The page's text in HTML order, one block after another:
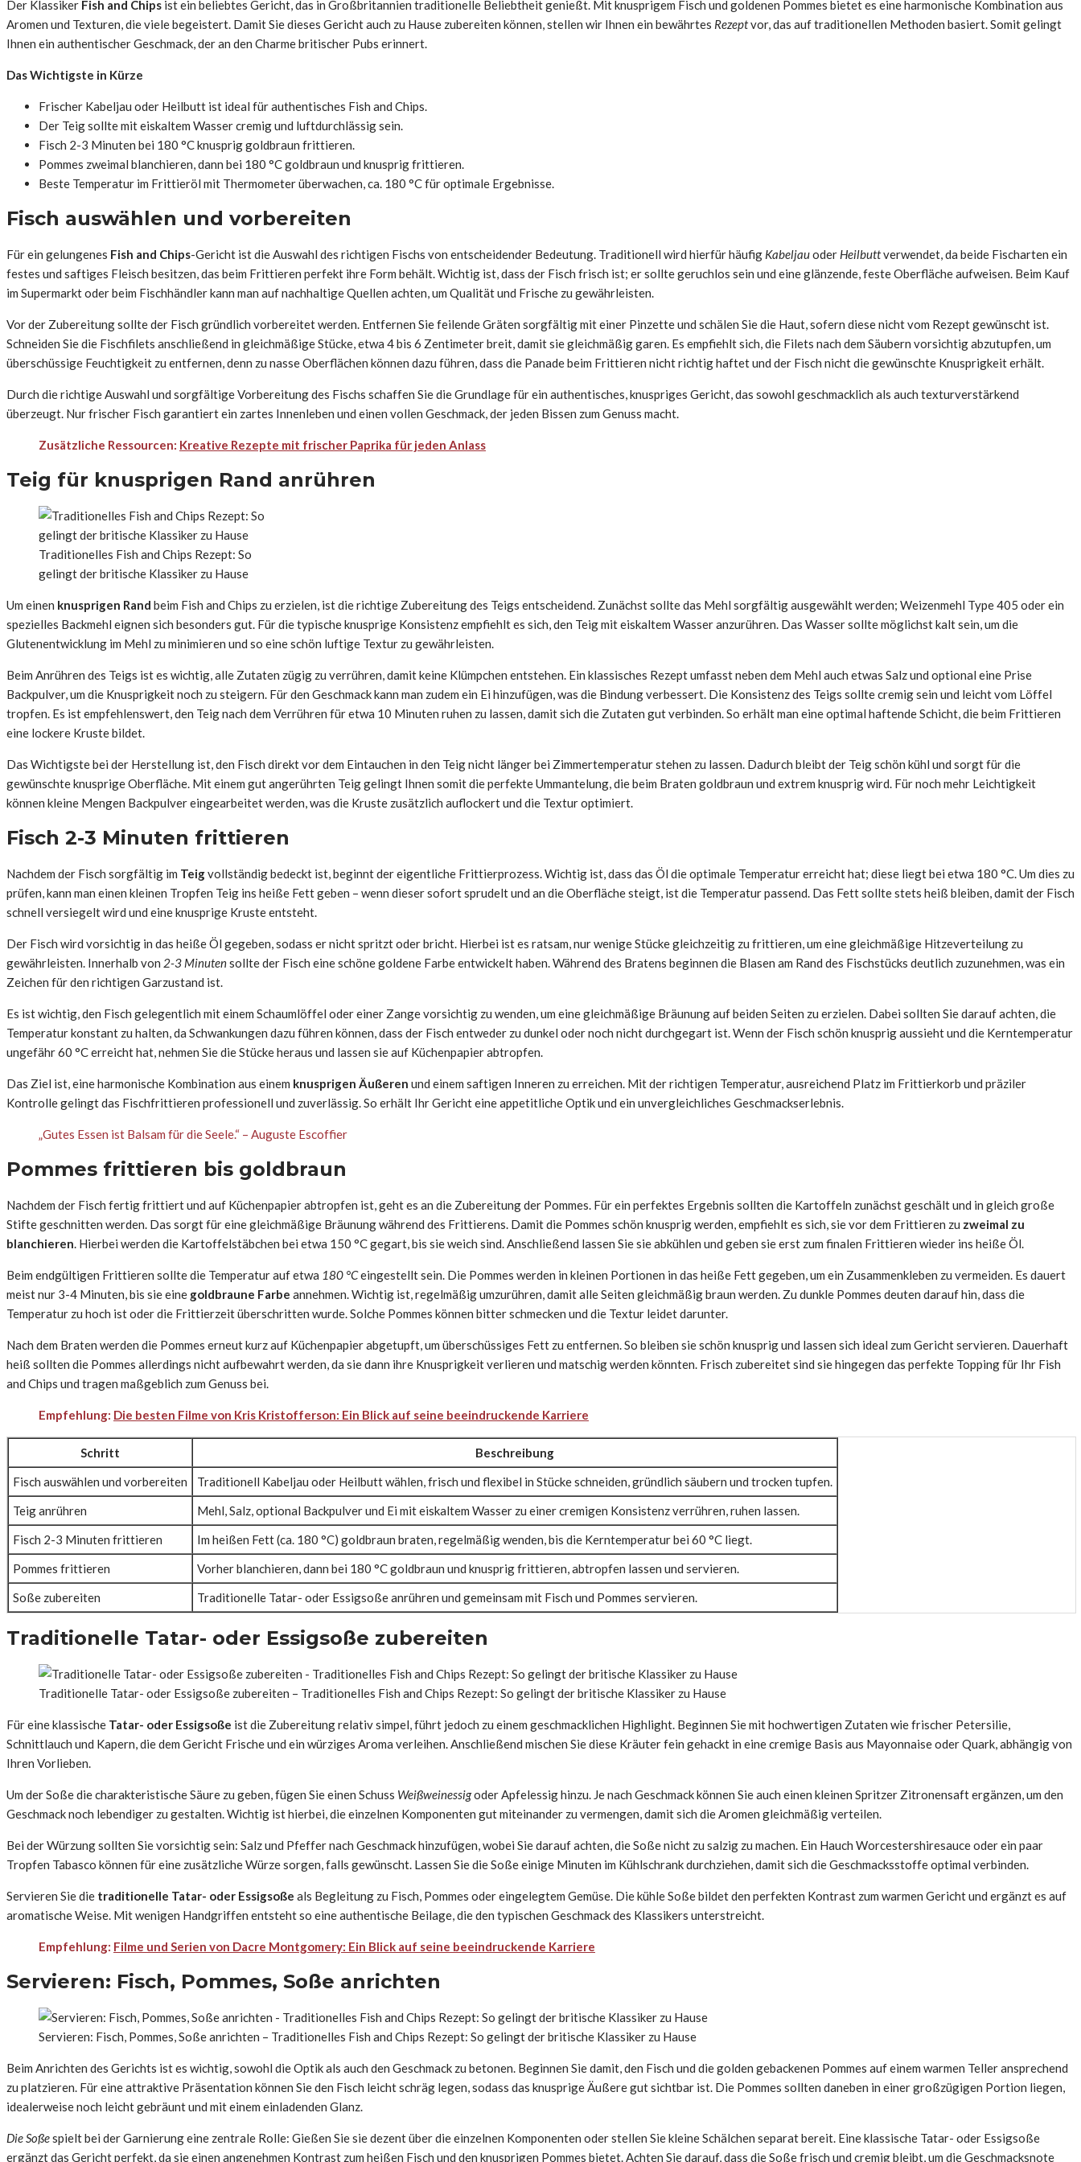
Der Klassiker Fish and Chips ist ein beliebtes Gericht, das in Großbritannien traditionelle Beliebtheit genießt. Mit knusprigem Fisch und goldenen Pommes bietet es eine harmonische Kombination aus
Aromen und Texturen, die viele begeistert. Damit Sie dieses Gericht auch zu Hause zubereiten können, stellen wir Ihnen ein bewährtes Rezeptvor, das auf traditionellen Methoden basiert. Somit gelingt
Ihnen ein authentischer Geschmack, der an den Charme britischer Pubs erinnert.
Das Wichtigste in Kürze
Frischer Kabeljau oder Heilbutt ist ideal für authentisches Fish and Chips.
Der Teig sollte mit eiskaltem Wasser cremig und luftdurchlässig sein.
Fisch 2-3 Minuten bei 180 °C knusprig goldbraun frittieren.
Pommes zweimal blanchieren, dann bei 180 °C goldbraun und knusprig frittieren.
Beste Temperatur im Frittieröl mit Thermometer überwachen, ca. 180 °C für optimale Ergebnisse.
Fisch auswählen und vorbereiten
Für ein gelungenes Fish and Chips-Gericht ist die Auswahl des richtigen Fischs von entscheidender Bedeutung. Traditionell wird hierfür häufig Kabeljauoder Heilbuttverwendet, da beide Fischarten ein
festes und saftiges Fleisch besitzen, das beim Frittieren perfekt ihre Form behält. Wichtig ist, dass der Fisch frisch ist; er sollte geruchlos sein und eine glänzende, feste Oberfläche aufweisen. Beim Kauf
im Supermarkt oder beim Fischhändler kann man auf nachhaltige Quellen achten, um Qualität und Frische zu gewährleisten.
Vor der Zubereitung sollte der Fisch gründlich vorbereitet werden. Entfernen Sie feilende Gräten sorgfältig mit einer Pinzette und schälen Sie die Haut, sofern diese nicht vom Rezept gewünscht ist.
Schneiden Sie die Fischfilets anschließend in gleichmäßige Stücke, etwa 4 bis 6 Zentimeter breit, damit sie gleichmäßig garen. Es empfiehlt sich, die Filets nach dem Säubern vorsichtig abzutupfen, um
überschüssige Feuchtigkeit zu entfernen, denn zu nasse Oberflächen können dazu führen, dass die Panade beim Frittieren nicht richtig haftet und der Fisch nicht die gewünschte Knusprigkeit erhält.
Durch die richtige Auswahl und sorgfältige Vorbereitung des Fischs schaffen Sie die Grundlage für ein authentisches, knuspriges Gericht, das sowohl geschmacklich als auch texturverstärkend
überzeugt. Nur frischer Fisch garantiert ein zartes Innenleben und einen vollen Geschmack, der jeden Bissen zum Genuss macht.
Zusätzliche Ressourcen: Kreative Rezepte mit frischer Paprika für jeden Anlass
Teig für knusprigen Rand anrühren
Traditionelles Fish and Chips Rezept: So
gelingt der britische Klassiker zu Hause
Um einen knusprigen Rand beim Fish and Chips zu erzielen, ist die richtige Zubereitung des Teigs entscheidend. Zunächst sollte das Mehl sorgfältig ausgewählt werden; Weizenmehl Type 405 oder ein
spezielles Backmehl eignen sich besonders gut. Für die typische knusprige Konsistenz empfiehlt es sich, den Teig mit eiskaltem Wasser anzurühren. Das Wasser sollte möglichst kalt sein, um die
Glutenentwicklung im Mehl zu minimieren und so eine schön luftige Textur zu gewährleisten.
Beim Anrühren des Teigs ist es wichtig, alle Zutaten zügig zu verrühren, damit keine Klümpchen entstehen. Ein klassisches Rezept umfasst neben dem Mehl auch etwas Salz und optional eine Prise
Backpulver, um die Knusprigkeit noch zu steigern. Für den Geschmack kann man zudem ein Ei hinzufügen, was die Bindung verbessert. Die Konsistenz des Teigs sollte cremig sein und leicht vom Löffel
tropfen. Es ist empfehlenswert, den Teig nach dem Verrühren für etwa 10 Minuten ruhen zu lassen, damit sich die Zutaten gut verbinden. So erhält man eine optimal haftende Schicht, die beim Frittieren
eine lockere Kruste bildet.
Das Wichtigste bei der Herstellung ist, den Fisch direkt vor dem Eintauchen in den Teig nicht länger bei Zimmertemperatur stehen zu lassen. Dadurch bleibt der Teig schön kühl und sorgt für die
gewünschte knusprige Oberfläche. Mit einem gut angerührten Teig gelingt Ihnen somit die perfekte Ummantelung, die beim Braten goldbraun und extrem knusprig wird. Für noch mehr Leichtigkeit
können kleine Mengen Backpulver eingearbeitet werden, was die Kruste zusätzlich auflockert und die Textur optimiert.
Fisch 2-3 Minuten frittieren
Nachdem der Fisch sorgfältig im Teigvollständig bedeckt ist, beginnt der eigentliche Frittierprozess. Wichtig ist, dass das Öl die optimale Temperatur erreicht hat; diese liegt bei etwa 180 °C. Um dies zu
prüfen, kann man einen kleinen Tropfen Teig ins heiße Fett geben – wenn dieser sofort sprudelt und an die Oberfläche steigt, ist die Temperatur passend. Das Fett sollte stets heiß bleiben, damit der Fisch
schnell versiegelt wird und eine knusprige Kruste entsteht.
Der Fisch wird vorsichtig in das heiße Öl gegeben, sodass er nicht spritzt oder bricht. Hierbei ist es ratsam, nur wenige Stücke gleichzeitig zu frittieren, um eine gleichmäßige Hitzeverteilung zu
gewährleisten. Innerhalb von 2-3 Minutensollte der Fisch eine schöne goldene Farbe entwickelt haben. Während des Bratens beginnen die Blasen am Rand des Fischstücks deutlich zuzunehmen, was ein
Zeichen für den richtigen Garzustand ist.
Es ist wichtig, den Fisch gelegentlich mit einem Schaumlöffel oder einer Zange vorsichtig zu wenden, um eine gleichmäßige Bräunung auf beiden Seiten zu erzielen. Dabei sollten Sie darauf achten, die
Temperatur konstant zu halten, da Schwankungen dazu führen können, dass der Fisch entweder zu dunkel oder noch nicht durchgegart ist. Wenn der Fisch schön knusprig aussieht und die Kerntemperatur
ungefähr 60 °C erreicht hat, nehmen Sie die Stücke heraus und lassen sie auf Küchenpapier abtropfen.
Das Ziel ist, eine harmonische Kombination aus einem knusprigen Äußeren und einem saftigen Inneren zu erreichen. Mit der richtigen Temperatur, ausreichend Platz im Frittierkorb und präziler
Kontrolle gelingt das Fischfrittieren professionell und zuverlässig. So erhält Ihr Gericht eine appetitliche Optik und ein unvergleichliches Geschmackserlebnis.
„Gutes Essen ist Balsam für die Seele.“ – Auguste Escoffier
Pommes frittieren bis goldbraun
Nachdem der Fisch fertig frittiert und auf Küchenpapier abtropfen ist, geht es an die Zubereitung der Pommes. Für ein perfektes Ergebnis sollten die Kartoffeln zunächst geschält und in gleich große
Stifte geschnitten werden. Das sorgt für eine gleichmäßige Bräunung während des Frittierens. Damit die Pommes schön knusprig werden, empfiehlt es sich, sie vor dem Frittieren zu zweimal zu
blanchieren . Hierbei werden die Kartoffelstäbchen bei etwa 150 °C gegart, bis sie weich sind. Anschließend lassen Sie sie abkühlen und geben sie erst zum finalen Frittieren wieder ins heiße Öl.
Beim endgültigen Frittieren sollte die Temperatur auf etwa 180 °Ceingestellt sein. Die Pommes werden in kleinen Portionen in das heiße Fett gegeben, um ein Zusammenkleben zu vermeiden. Es dauert
meist nur 3-4 Minuten, bis sie eine goldbraune Farbe annehmen. Wichtig ist, regelmäßig umzurühren, damit alle Seiten gleichmäßig braun werden. Zu dunkle Pommes deuten darauf hin, dass die
Temperatur zu hoch ist oder die Frittierzeit überschritten wurde. Solche Pommes können bitter schmecken und die Textur leidet darunter.
Nach dem Braten werden die Pommes erneut kurz auf Küchenpapier abgetupft, um überschüssiges Fett zu entfernen. So bleiben sie schön knusprig und lassen sich ideal zum Gericht servieren. Dauerhaft
heiß sollten die Pommes allerdings nicht aufbewahrt werden, da sie dann ihre Knusprigkeit verlieren und matschig werden könnten. Frisch zubereitet sind sie hingegen das perfekte Topping für Ihr Fish
and Chips und tragen maßgeblich zum Genuss bei.
Empfehlung: Die besten Filme von Kris Kristofferson: Ein Blick auf seine beeindruckende Karriere
Schritt
Beschreibung
Fisch auswählen und vorbereiten
Traditionell Kabeljau oder Heilbutt wählen, frisch und flexibel in Stücke schneiden, gründlich säubern und trocken tupfen.
Teig anrühren
Mehl, Salz, optional Backpulver und Ei mit eiskaltem Wasser zu einer cremigen Konsistenz verrühren, ruhen lassen.
Fisch 2-3 Minuten frittieren
Im heißen Fett (ca. 180 °C) goldbraun braten, regelmäßig wenden, bis die Kerntemperatur bei 60 °C liegt.
Pommes frittieren
Vorher blanchieren, dann bei 180 °C goldbraun und knusprig frittieren, abtropfen lassen und servieren.
Soße zubereiten
Traditionelle Tatar- oder Essigsoße anrühren und gemeinsam mit Fisch und Pommes servieren.
Traditionelle Tatar- oder Essigsoße zubereiten
Traditionelle Tatar- oder Essigsoße zubereiten – Traditionelles Fish and Chips Rezept: So gelingt der britische Klassiker zu Hause
Für eine klassische Tatar- oder Essigsoße ist die Zubereitung relativ simpel, führt jedoch zu einem geschmacklichen Highlight. Beginnen Sie mit hochwertigen Zutaten wie frischer Petersilie,
Schnittlauch und Kapern, die dem Gericht Frische und ein würziges Aroma verleihen. Anschließend mischen Sie diese Kräuter fein gehackt in eine cremige Basis aus Mayonnaise oder Quark, abhängig von
Ihren Vorlieben.
Um der Soße die charakteristische Säure zu geben, fügen Sie einen Schuss Weißweinessigoder Apfelessig hinzu. Je nach Geschmack können Sie auch einen kleinen Spritzer Zitronensaft ergänzen, um den
Geschmack noch lebendiger zu gestalten. Wichtig ist hierbei, die einzelnen Komponenten gut miteinander zu vermengen, damit sich die Aromen gleichmäßig verteilen.
Bei der Würzung sollten Sie vorsichtig sein: Salz und Pfeffer nach Geschmack hinzufügen, wobei Sie darauf achten, die Soße nicht zu salzig zu machen. Ein Hauch Worcestershiresauce oder ein paar
Tropfen Tabasco können für eine zusätzliche Würze sorgen, falls gewünscht. Lassen Sie die Soße einige Minuten im Kühlschrank durchziehen, damit sich die Geschmacksstoffe optimal verbinden.
Servieren Sie die traditionelle Tatar- oder Essigsoße als Begleitung zu Fisch, Pommes oder eingelegtem Gemüse. Die kühle Soße bildet den perfekten Kontrast zum warmen Gericht und ergänzt es auf
aromatische Weise. Mit wenigen Handgriffen entsteht so eine authentische Beilage, die den typischen Geschmack des Klassikers unterstreicht.
Empfehlung: Filme und Serien von Dacre Montgomery: Ein Blick auf seine beeindruckende Karriere
Servieren: Fisch, Pommes, Soße anrichten
Servieren: Fisch, Pommes, Soße anrichten – Traditionelles Fish and Chips Rezept: So gelingt der britische Klassiker zu Hause
Beim Anrichten des Gerichts ist es wichtig, sowohl die Optik als auch den Geschmack zu betonen. Beginnen Sie damit, den Fisch und die golden gebackenen Pommes auf einem warmen Teller ansprechend
zu platzieren. Für eine attraktive Präsentation können Sie den Fisch leicht schräg legen, sodass das knusprige Äußere gut sichtbar ist. Die Pommes sollten daneben in einer großzügigen Portion liegen,
idealerweise noch leicht gebräunt und mit einem einladenden Glanz.
Die Soßespielt bei der Garnierung eine zentrale Rolle: Gießen Sie sie dezent über die einzelnen Komponenten oder stellen Sie kleine Schälchen separat bereit. Eine klassische Tatar- oder Essigsoße
ergänzt das Gericht perfekt, da sie einen angenehmen Kontrast zum heißen Fisch und den knusprigen Pommes bietet. Achten Sie darauf, dass die Soße frisch und cremig bleibt, um die Geschmacksnote